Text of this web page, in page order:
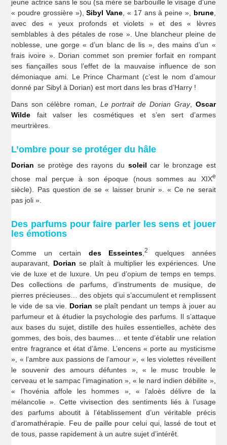
jeune actrice sans le sou (sa mère se barbouille le visage d’une
« poudre grossière »),Sibyl Vane , « 17 ans à peine », brune,
avec des « yeux profonds et violets » et des « lèvres
semblables à des pétales de rose ». Une blancheur pleine de
noblesse, une gorge « d’un blanc de lis », des mains d’un «
frais ivoire ». Dorian commet son premier forfait en rompant
ses fiançailles sous l’effet de la mauvaise influence de son
démoniaque ami. Le Prince Charmant (c’est le nom d’amour
donné par Sibyl à Dorian) est mort dans les bras d’Harry !
Dans son célèbre roman, Le portrait de Dorian Gray, Oscar
Wilde fait valser les cosmétiques et s’en sert d’armes
meurtrières.
L’ombre pour se protéger du hâle
Dorian se protège des rayons du soleil car le bronzage est
chose mal perçue à son époque (nous sommes au XIXe
siècle). Pas question de se « laisser brunir ». « Ce ne serait
pas joli ».
Des parfums pour faire parler les sens et jouer
les émotions
Comme un certain des Esseintes, 2
quelques années
auparavant, Dorian se plaît à multiplier les expériences. Une
vie de luxe et de luxure. Un peu d’opium de temps en temps.
Des collections de parfums, d’instruments de musique, de
pierres précieuses… des objets qui s’accumulent et remplissent
le vide de sa vie. Dorian se plaît pendant un temps à jouer au
parfumeur et à étudier la psychologie des parfums. Il s’attaque
aux bases du sujet, distille des huiles essentielles, achète des
gommes, des bois, des baumes… et tente d’établir une relation
entre fragrance et état d’âme. L’encens « porte au mysticisme
», « l’ambre aux passions de l’amour », « les violettes réveillent
le souvenir des amours défuntes », « le musc trouble le
cerveau et le sampac l’imagination », « le nard indien débilite »,
« l’hovénia affole les hommes », « l’aloès délivre de la
mélancolie ». Cette vivisection des sentiments liés à l’usage
des parfums aboutit à l’établissement d’un véritable précis
d’aromathérapie. Feu de paille pour celui qui, lassé de tout et
de tous, passe rapidement à un autre sujet d’intérêt.